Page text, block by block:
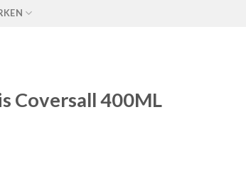
Coversall 400ML